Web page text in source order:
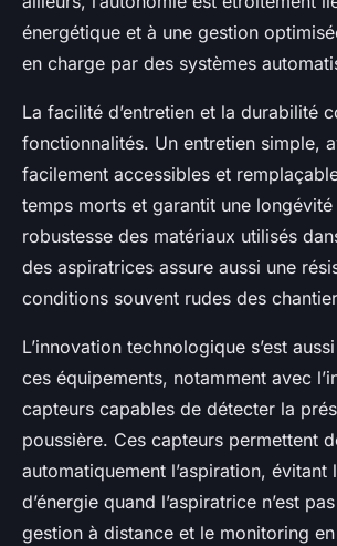
énergétique et à une gestion
en charge par des systèmes
La facilité d’entretien et la durabilité
fonctionnalités. Un entretien simple,
facilement accessibles et
temps morts et garantit une longévité
robustesse des matériaux utilisés
des aspiratrices assure aussi une
conditions souvent rudes des
L’innovation technologique s’est
ces équipements, notamment avec
capteurs capables de détecter la
poussière. Ces capteurs permettent
automatiquement l’aspiration, évitant
d’énergie quand l’aspiratrice n’est
gestion à distance et le monitoring